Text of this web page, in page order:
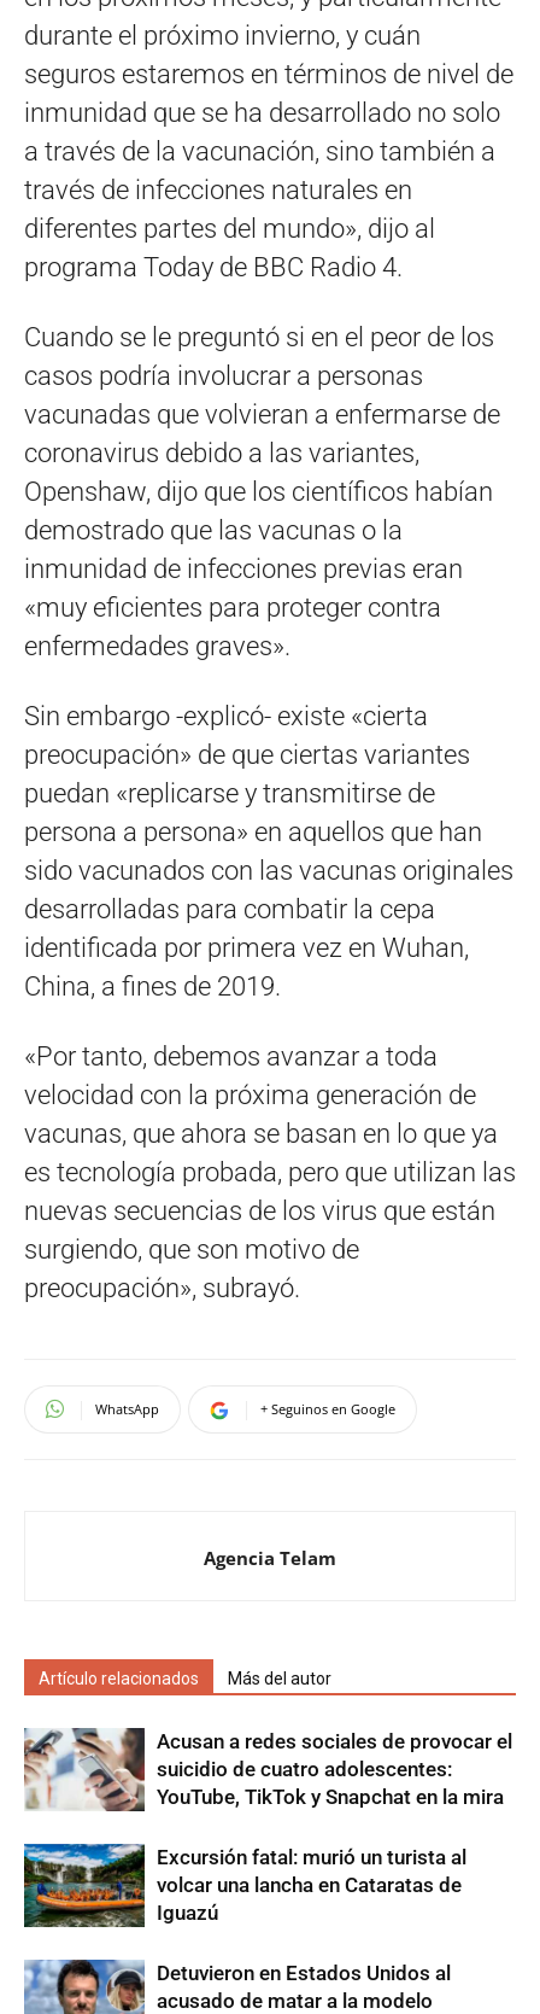
durante el próximo invierno, y cuán
seguros estaremos en términos de nivel de
inmunidad que se ha desarrollado no solo
a través de la vacunación, sino también a
través de infecciones naturales en
diferentes partes del mundo», dijo al
programa Today de BBC Radio 4.
Cuando se le preguntó si en el peor de los
casos podría involucrar a personas
vacunadas que volvieran a enfermarse de
coronavirus debido a las variantes,
Openshaw, dijo que los científicos habían
demostrado que las vacunas o la
inmunidad de infecciones previas eran
«muy eficientes para proteger contra
enfermedades graves».
Sin embargo -explicó- existe «cierta
preocupación» de que ciertas variantes
puedan «replicarse y transmitirse de
persona a persona» en aquellos que han
sido vacunados con las vacunas originales
desarrolladas para combatir la cepa
identificada por primera vez en Wuhan,
China, a fines de 2019.
«Por tanto, debemos avanzar a toda
velocidad con la próxima generación de
vacunas, que ahora se basan en lo que ya
es tecnología probada, pero que utilizan las
nuevas secuencias de los virus que están
surgiendo, que son motivo de
preocupación», subrayó.
WhatsApp + Seguinos en Google
Agencia Telam
Artículo relacionados Más del autor
Acusan a redes sociales de provocar el
suicidio de cuatro adolescentes:
YouTube, TikTok y Snapchat en la mira
Excursión fatal: murió un turista al
volcar una lancha en Cataratas de
Iguazú
Detuvieron en Estados Unidos al
acusado de matar a la modelo